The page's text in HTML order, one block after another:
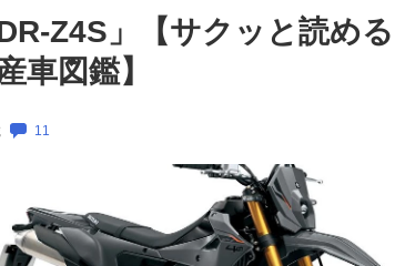
Z4S」【サクッと読め
車図鑑】
11